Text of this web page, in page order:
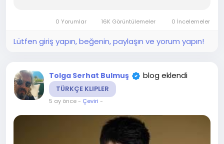
0 Yorumlar 16K Görüntülemeler 0 İncelemeler
Lütfen giriş yapın, beğenin, paylaşın ve yorum yapın!
Tolga Serhat Bulmuş blog eklendi
TÜRKÇE KLIPLER
5 ay önce- Çeviri -